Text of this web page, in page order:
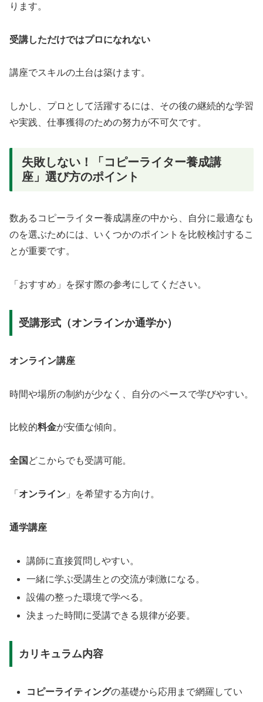
ります。
受講しただけではプロになれない
講座でスキルの土台は築けます。
しかし、プロとして活躍するには、その後の継続的な学習
や実践、仕事獲得のための努力が不可欠です。
失敗しない！「コピーライター養成講
座」選び方のポイント
数あるコピーライター養成講座の中から、自分に最適なも
のを選ぶためには、いくつかのポイントを比較検討するこ
とが重要です。
「おすすめ」を探す際の参考にしてください。
受講形式（オンラインか通学か）
オンライン講座
時間や場所の制約が少なく、自分のペースで学びやすい。
比較的料金が安価な傾向。
全国 どこからでも受講可能。
「 オンライン 」を希望する方向け。
通学講座
講師に直接質問しやすい。
一緒に学ぶ受講生との交流が刺激になる。
設備の整った環境で学べる。
決まった時間に受講できる規律が必要。
カリキュラム内容
コピーライティングの基礎から応用まで網羅してい